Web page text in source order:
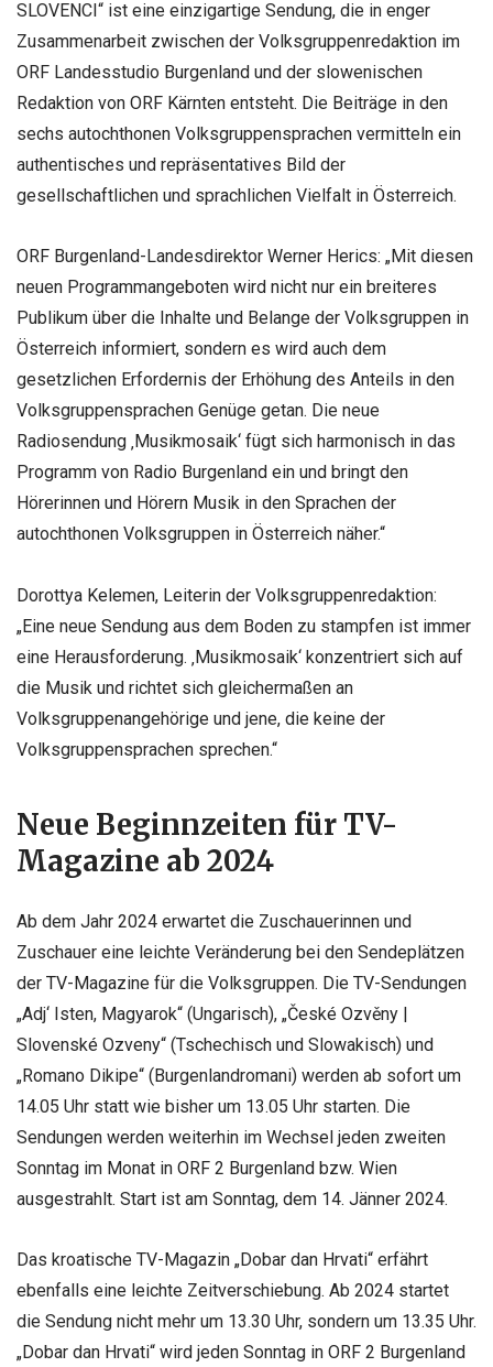
SLOVENCI“ ist eine einzigartige Sendung, die in enger
Zusammenarbeit zwischen der Volksgruppenredaktion im
ORF Landesstudio Burgenland und der slowenischen
Redaktion von ORF Kärnten entsteht. Die Beiträge in den
sechs autochthonen Volksgruppensprachen vermitteln ein
authentisches und repräsentatives Bild der
gesellschaftlichen und sprachlichen Vielfalt in Österreich.
ORF Burgenland-Landesdirektor Werner Herics: „Mit diesen
neuen Programmangeboten wird nicht nur ein breiteres
Publikum über die Inhalte und Belange der Volksgruppen in
Österreich informiert, sondern es wird auch dem
gesetzlichen Erfordernis der Erhöhung des Anteils in den
Volksgruppensprachen Genüge getan. Die neue
Radiosendung ‚Musikmosaik‘ fügt sich harmonisch in das
Programm von Radio Burgenland ein und bringt den
Hörerinnen und Hörern Musik in den Sprachen der
autochthonen Volksgruppen in Österreich näher.“
Dorottya Kelemen, Leiterin der Volksgruppenredaktion:
„Eine neue Sendung aus dem Boden zu stampfen ist immer
eine Herausforderung. ‚Musikmosaik‘ konzentriert sich auf
die Musik und richtet sich gleichermaßen an
Volksgruppenangehörige und jene, die keine der
Volksgruppensprachen sprechen.“
Neue Beginnzeiten für TV-
Magazine ab 2024
Ab dem Jahr 2024 erwartet die Zuschauerinnen und
Zuschauer eine leichte Veränderung bei den Sendeplätzen
der TV-Magazine für die Volksgruppen. Die TV-Sendungen
„Adj‘ Isten, Magyarok“ (Ungarisch), „České Ozvěny |
Slovenské Ozveny“ (Tschechisch und Slowakisch) und
„Romano Dikipe“ (Burgenlandromani) werden ab sofort um
14.05 Uhr statt wie bisher um 13.05 Uhr starten. Die
Sendungen werden weiterhin im Wechsel jeden zweiten
Sonntag im Monat in ORF 2 Burgenland bzw. Wien
ausgestrahlt. Start ist am Sonntag, dem 14. Jänner 2024.
Das kroatische TV-Magazin „Dobar dan Hrvati“ erfährt
ebenfalls eine leichte Zeitverschiebung. Ab 2024 startet
die Sendung nicht mehr um 13.30 Uhr, sondern um 13.35 Uhr.
„Dobar dan Hrvati“ wird jeden Sonntag in ORF 2 Burgenland